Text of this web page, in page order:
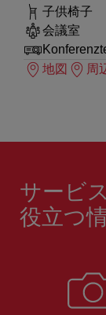
子供椅子
会議室
地図
周
サービス
役立つ